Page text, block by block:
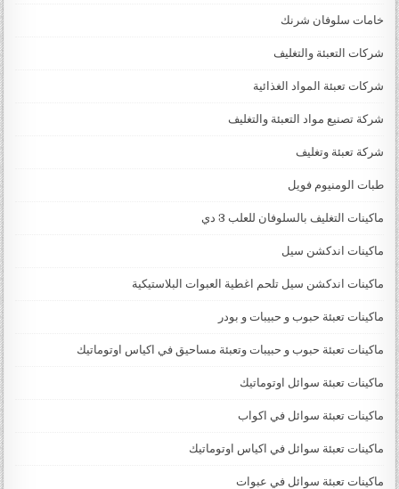
خامات سلوفان شرنك
شركات التعبئة والتغليف
شركات تعبئة المواد الغذائية
شركة تصنيع مواد التعبئة والتغليف
شركة تعبئة وتغليف
طبات الومنيوم فويل
ماكينات التغليف بالسلوفان للعلب 3 دي
ماكينات اندكشن سيل
ماكينات اندكشن سيل تلحم اغطية العبوات البلاستيكية
ماكينات تعبئة حبوب و حبيبات و بودر
ماكينات تعبئة حبوب و حبيبات وتعبئة مساحيق في اكياس اوتوماتيك
ماكينات تعبئة سوائل اوتوماتيك
ماكينات تعبئة سوائل في اكواب
ماكينات تعبئة سوائل في اكياس اوتوماتيك
ماكينات تعبئة سوائل في عبوات